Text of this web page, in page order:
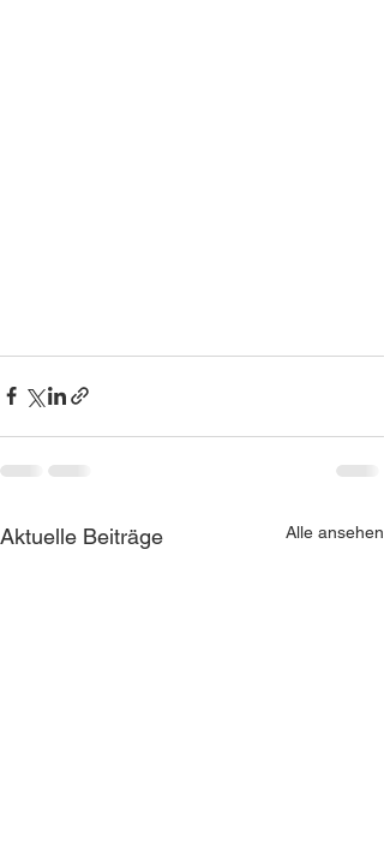
Aktuelle Beiträge Alle ansehen